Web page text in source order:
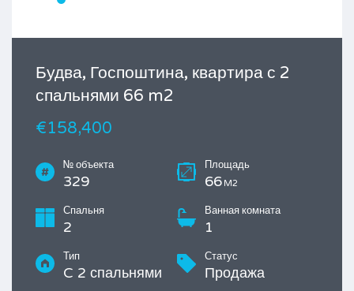
Будва, Госпоштина, квартира с 2
спальнями 66 m2
€158,400
№ объекта
329
Площадь
66 M2
Спальня
2
Ванная комната
1
Тип
C 2 спальнями
Статус
Продажа